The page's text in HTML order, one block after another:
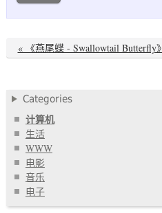
« 《燕尾蝶 - Swallowtail Butterfly》
Categories
计算机
生活
WWW
电影
音乐
电子